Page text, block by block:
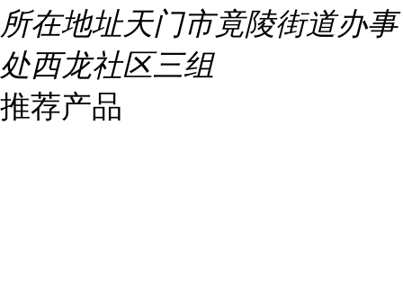
所在地址天门市竟陵街道办事
处西龙社区三组
推荐产品